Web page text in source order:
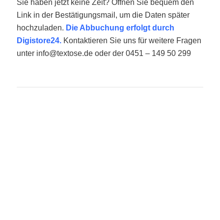
Sie haben jetzt keine Zeit? Öffnen Sie bequem den
Link in der Bestätigungsmail, um die Daten später
hochzuladen. Die Abbuchung erfolgt durch
Digistore24. Kontaktieren Sie uns für weitere Fragen
unter info@textose.de oder der 0451 – 149 50 299